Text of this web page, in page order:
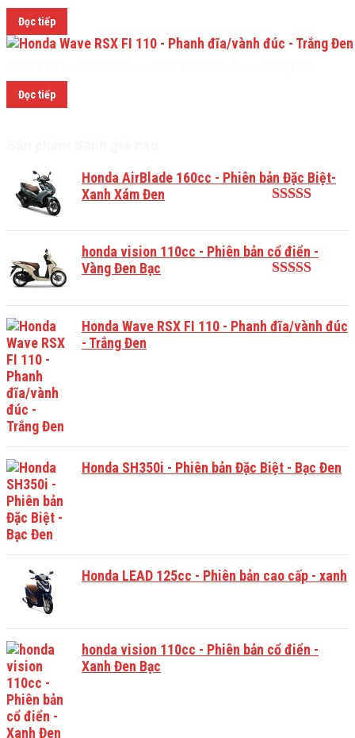
Đọc tiếp
Đọc tiếp
Honda AirBlade 160cc - Phiên bản Đặc Biệt-
Xanh Xám Đen
hạng5.005
sao
honda vision 110cc - Phiên bản cổ điển -
Vàng Đen Bạc
hạng5.005
sao
Honda Wave RSX FI 110 - Phanh đĩa/vành đúc
- Trắng Đen
Honda SH350i - Phiên bản Đặc Biệt - Bạc Đen
Honda LEAD 125cc - Phiên bản cao cấp - xanh
honda vision 110cc - Phiên bản cổ điển -
Xanh Đen Bạc